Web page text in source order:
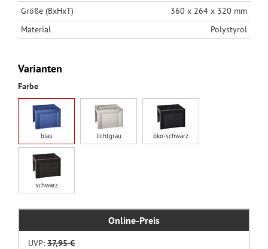
Größe (BxHxT)
360 x 264 x 320 mm
Material
Polystyrol
Varianten
Farbe
blau lichtgrau öko-schwarz
schwarz
Online-Preis
UVP: 37,95 €